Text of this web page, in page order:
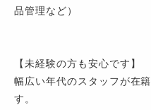
品管理など）
【未経験の方も安心です】
幅広い年代のスタッフが在
す。